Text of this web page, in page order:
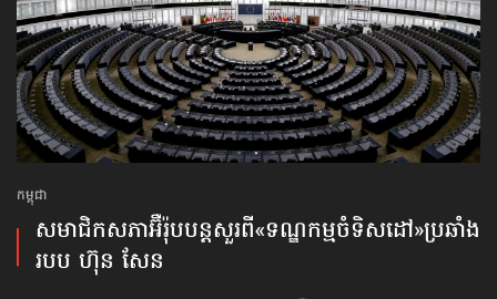
កម្ពុជា
សមាជិកសភា​អ៊ឺរ៉ុប​បន្តសួរ​ពី​«ទណ្ឌកម្មចំទិសដៅ»​ប្រឆាំង​
របប ហ៊ុន សែន